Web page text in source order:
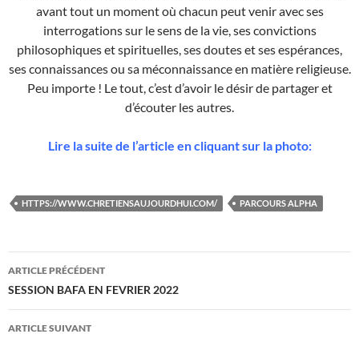
avant tout un moment où chacun peut venir avec ses
interrogations sur le sens de la vie, ses convictions
philosophiques et spirituelles, ses doutes et ses espérances,
ses connaissances ou sa méconnaissance en matière religieuse.
Peu importe ! Le tout, c’est d’avoir le désir de partager et
d’écouter les autres.
Lire la suite de l’article en cliquant sur la photo:
HTTPS://WWW.CHRETIENSAUJOURDHUI.COM/ PARCOURS ALPHA
Navigation
des
articles
ARTICLE PRÉCÉDENT
SESSION BAFA EN FEVRIER 2022
ARTICLE SUIVANT